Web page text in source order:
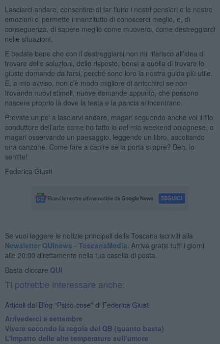
Lasciarci andare, consentirci di far fluire i nostri pensieri e le nostre
emozioni ci permette innanzitutto di conoscerci meglio, e, di
conseguenza, di sapere meglio come muoverci, come destreggiarci
nelle situazioni.
E badate bene che con il destreggiarsi non mi riferisco all’idea di
trovare delle soluzioni, delle risposte, bensì a quella di trovare le
giuste domande da farsi, perché sono loro la nostra guida più utile.
E, a mio avviso, non c’è modo migliore di arricchirci se non
trovando nuovi stimoli, nuove domande appunto, che possono
nascere proprio là dove la testa e la pancia si incontrano.
Provate un po' a lasciarvi andare, magari seguendo anche voi il filo
conduttore dell’arte come ho fatto io nel mio weekend bolognese, o
magari osservando un paesaggio, leggendo un libro, ascoltando
una canzone. Come fare a capire se la porta si apre? Beh, lo
sentite!
Federica Giusti
Se vuoi leggere le notizie principali della Toscana iscriviti alla
Newsletter QUInews - ToscanaMedia. Arriva gratis tutti i giorni
alle 20:00 direttamente nella tua casella di posta.
Basta cliccare QUI
Ti potrebbe interessare anche:
Articoli dal Blog “Psico-cose” di Federica Giusti
​Arrivederci a settembre
​Vivere secondo la regola del QB (quanto basta)
​L'impatto delle alte temperature sull’umore